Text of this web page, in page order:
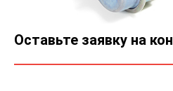
Оставьте заявку на